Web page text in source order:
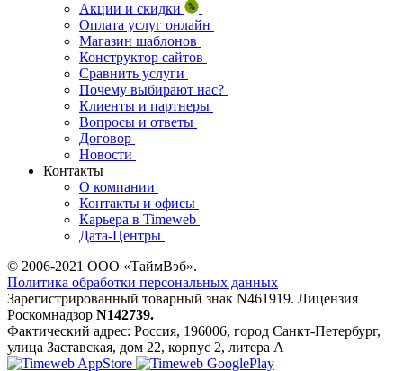
Акции и скидки
Оплата услуг онлайн
Магазин шаблонов
Конструктор сайтов
Сравнить услуги
Почему выбирают нас?
Клиенты и партнеры
Вопросы и ответы
Договор
Новости
Контакты
О компании
Контакты и офисы
Карьера в Timeweb
Дата-Центры
© 2006-2021 ООО «ТаймВэб».
Политика обработки персональных данных
Зарегистрированный товарный знак N461919. Лицензия
Роскомнадзор N142739.
Фактический адрес: Россия, 196006, город Санкт-Петербург,
улица Заставская, дом 22, корпус 2, литера А